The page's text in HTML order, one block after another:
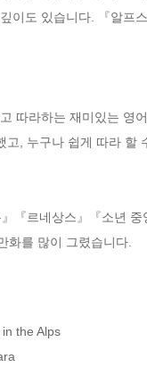
이도 있습니다. 『알프
따라하는 재미있는 영
고, 누구나 쉽게 따라 할
『르네상스』『소년
화를 많이 그렸습니다.
the Alps